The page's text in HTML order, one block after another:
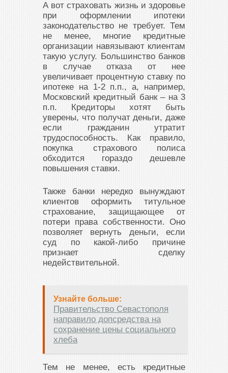
А вот страховать жизнь и здоровье
при оформлении ипотеки
законодательство не требует. Тем
не менее, многие кредитные
организации навязывают клиентам
такую услугу. Большинство банков
в случае отказа от нее
увеличивает процентную ставку по
ипотеке на 1-2 п.п., а, например,
Московский кредитный банк – на 3
п.п. Кредиторы хотят быть
уверены, что получат деньги, даже
если гражданин утратит
трудоспособность. Как правило,
покупка страхового полиса
обходится гораздо дешевле
повышения ставки.
Также банки нередко вынуждают
клиентов оформить титульное
страхование, защищающее от
потери права собственности. Оно
позволяет вернуть деньги, если
суд по какой-либо причине
признает сделку
недействительной.
Узнайте больше:
Правительство Севастополя
направило допсредства на
сохранение цены социального
хлеба
Тем не менее, есть кредитные